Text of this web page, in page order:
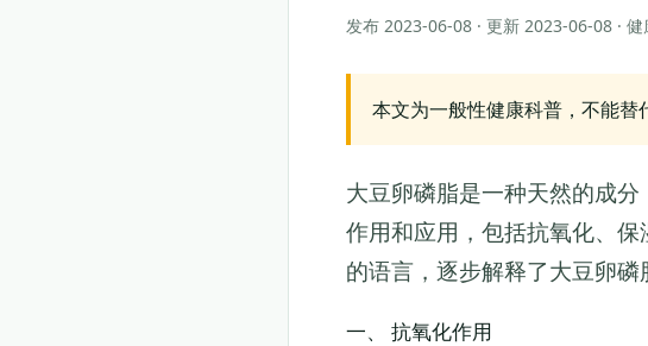
发布 2023-06-08 · 更新 2023-06-08 ·
本文为一般性健康科普，不能替
大豆卵磷脂是一种天然的成
作用和应用，包括抗氧化、
的语言，逐步解释了大豆卵磷
一、 抗氧化作用